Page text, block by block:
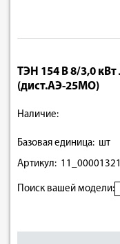
ТЭН 154 В 8/3,0
(дист.АЭ-25МО)
Наличие:
Базовая единица: шт
Артикул: 11_00001321
Поиск вашей модели: